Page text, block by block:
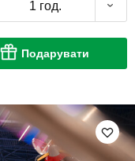
1 год.
Подарувати